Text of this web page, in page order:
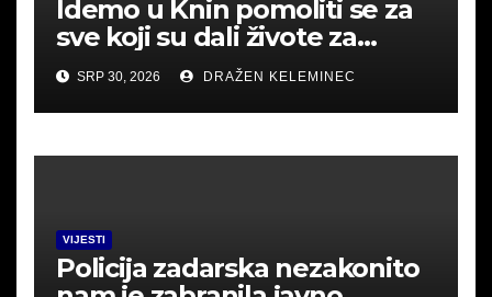
Idemo u Knin pomoliti se za
sve koji su dali živote za
Hrvatsku.
SRP 30, 2026 DRAŽEN KELEMINEC
VIJESTI
Policija zadarska nezakonito